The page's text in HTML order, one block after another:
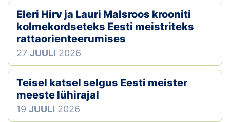
Eleri Hirv ja Lauri Malsroos krooniti
kolmekordseteks Eesti meistriteks
rattaorienteerumises
27 JUULI 2026
Teisel katsel selgus Eesti meister
meeste lühirajal
19 JUULI 2026